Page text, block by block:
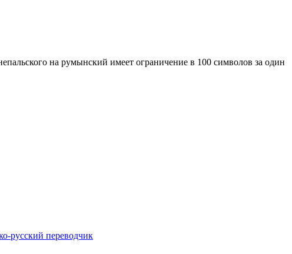
на румынский имеет ограничение в 100 символов за один
русский переводчик